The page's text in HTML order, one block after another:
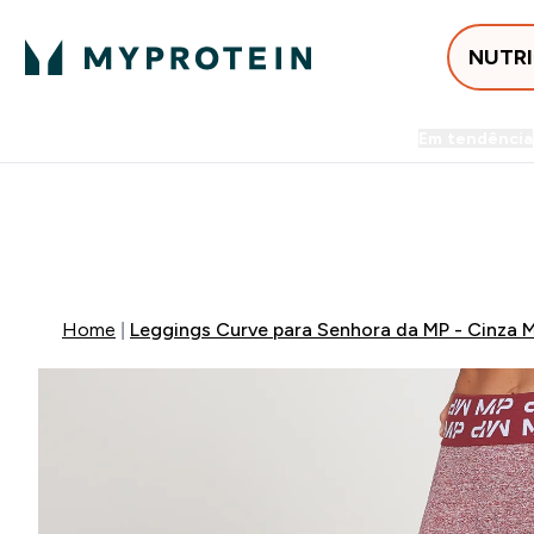
Home Leggings Curve para Senhora da MP - Cinza